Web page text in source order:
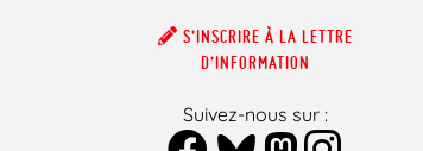
S’INSCRIRE À LA LETTRE
D’INFORMATION
Suivez-nous sur :